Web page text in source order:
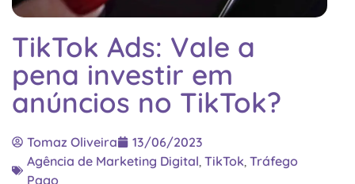
TikTok Ads: Vale a
pena investir em
anúncios no TikTok?
Tomaz Oliveira
13/06/2023
Agência de Marketing Digital TikTok Tráfego
Pago